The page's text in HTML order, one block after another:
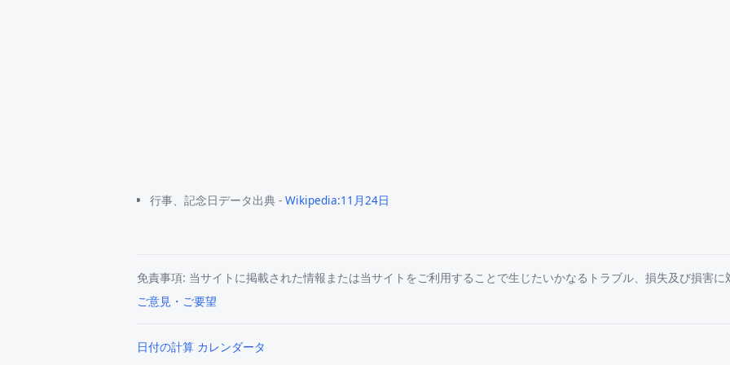
行事、記念日データ出典 -Wikipedia:11月24日
免責事項: 当サイトに掲載された情報または当サイトをご利用することで生じたいかなるトラブル、損失及び損害に
ご意見・ご要望
日付の計算 カレンダータ